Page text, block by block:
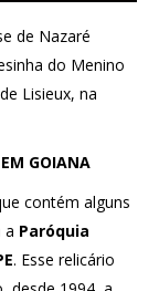
de Nazaré
do Menino
Lisieux, na
GOIANA
contém alguns
a Paróquia
. Esse relicário